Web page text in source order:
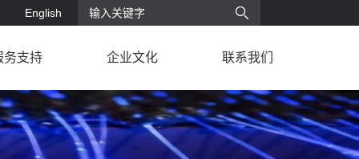
English
务支持 企业文化 联系我们